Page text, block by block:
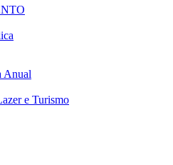
Anual
e Turismo